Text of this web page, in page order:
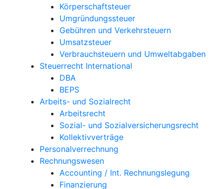
Körperschaftsteuer
Umgründungssteuer
Gebühren und Verkehrsteuern
Umsatzsteuer
Verbrauchsteuern und Umweltabgaben
Steuerrecht International
DBA
BEPS
Arbeits- und Sozialrecht
Arbeitsrecht
Sozial- und Sozialversicherungsrecht
Kollektivverträge
Personalverrechnung
Rechnungswesen
Accounting / Int. Rechnungslegung
Finanzierung